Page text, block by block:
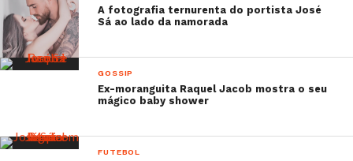
A fotografia ternurenta do portista José
Sá ao lado da namorada
GOSSIP
Ex-moranguita Raquel Jacob mostra o seu
mágico baby shower
FUTEBOL